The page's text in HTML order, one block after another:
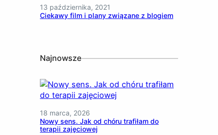
13 października, 2021
Ciekawy film i plany związane z blogiem
Najnowsze
18 marca, 2026
Nowy sens. Jak od chóru trafiłam do
terapii zajęciowej